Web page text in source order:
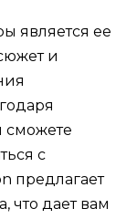
является ее
и
с
предлагает
что дает вам